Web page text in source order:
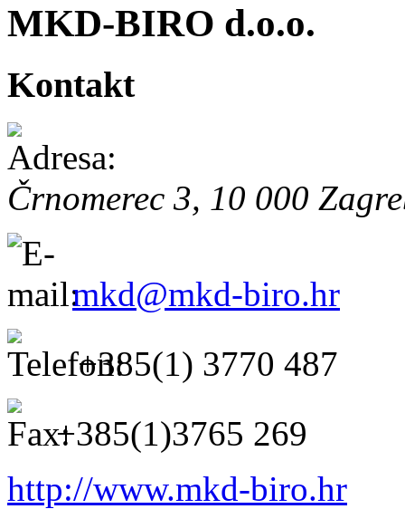
MKD-BIRO d.o.o.
Kontakt
Črnomerec 3, 10 000
mkd@mkd-biro.hr
+385(1) 3770 487
+385(1)3765 269
http://www.mkd-biro.hr